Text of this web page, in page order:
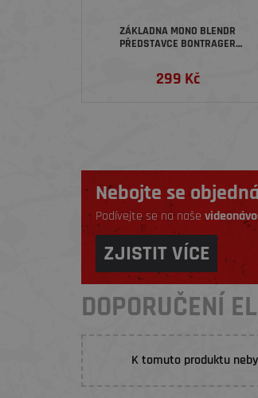
ZÁKLADNA MONO BLENDR
PŘEDSTAVCE BONTRAGER
299 Kč
Nebojte se
Podívejte se na naše
ZJISTIT VÍCE
DOPORUČENÍ
K tomuto produktu